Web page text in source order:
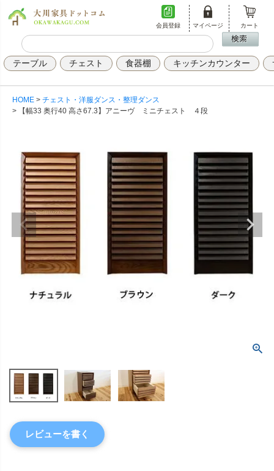
会員登録 マイページ カート
テーブル チェスト 食器棚 キッチンカウンター
HOME
チェスト・洋服ダンス・整理ダンス
【幅33 奥行40 高さ67.3】アニーヴ ミニチェスト ４段
レビューを書く